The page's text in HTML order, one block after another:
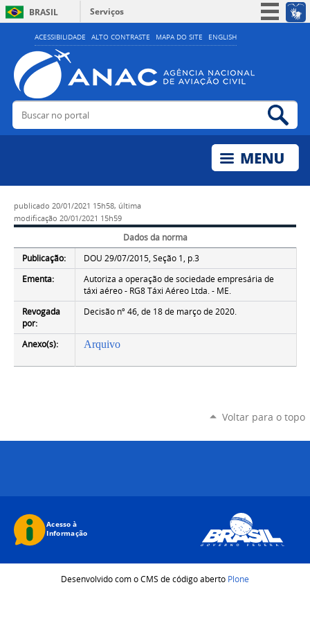
ACESSIBILIDADE ALTO CONTRASTE MAPA DO SITE ENGLISH
BRASIL
Serviços
Simplifique!
Acesso à informação
Legislação
Buscar no portal
publicado 20/01/2021 15h58, última
modificação 20/01/2021 15h59
Dados da norma
Publicação:
DOU 29/07/2015, Seção 1, p.3
Ementa:
Autoriza a operação de sociedade empresária de
táxi aéreo - RG8 Táxi Aéreo Ltda. - ME.
Revogada
por:
Decisão nº 46, de 18 de março de 2020.
Anexo(s): Arquivo
Voltar para o topo
Desenvolvido com o CMS de código aberto Plone